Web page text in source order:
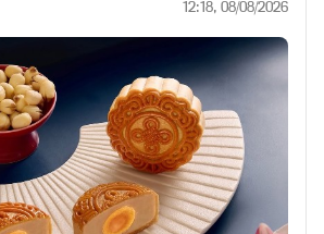
12:18, 08/08/2026